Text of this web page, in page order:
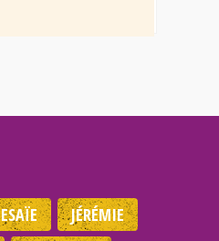
ESAÏE
JÉRÉMIE